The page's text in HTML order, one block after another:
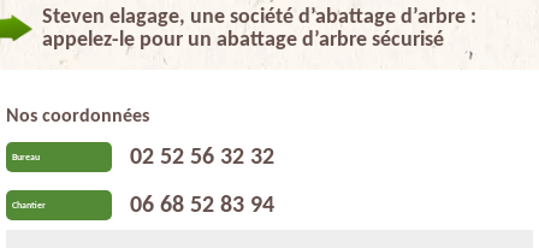
Steven elagage, une société d’abattage d’arbre :
appelez-le pour un abattage d’arbre sécurisé
Nos coordonnées
Bureau 02 52 56 32 32
Chantier 06 68 52 83 94